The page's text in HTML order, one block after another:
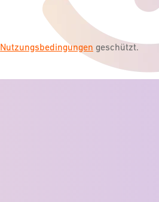
Nutzungsbedingungen geschützt.